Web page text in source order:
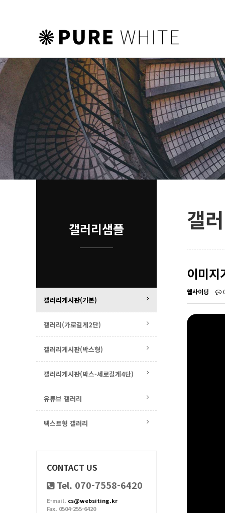
하위분류 하위분류
갤
이미지
웹사이팅
갤러리샘플
갤러리게시판(기본)
갤러리(가로길게2단)
갤러리게시판(박스형)
갤러리게시판(박스-세로길게4단)
유튜브 갤러리
텍스트형 갤러리
CONTACT US
Tel. 070-7558-6420
E-mail. cs@websiting.kr
Fax. 0504-255-6420